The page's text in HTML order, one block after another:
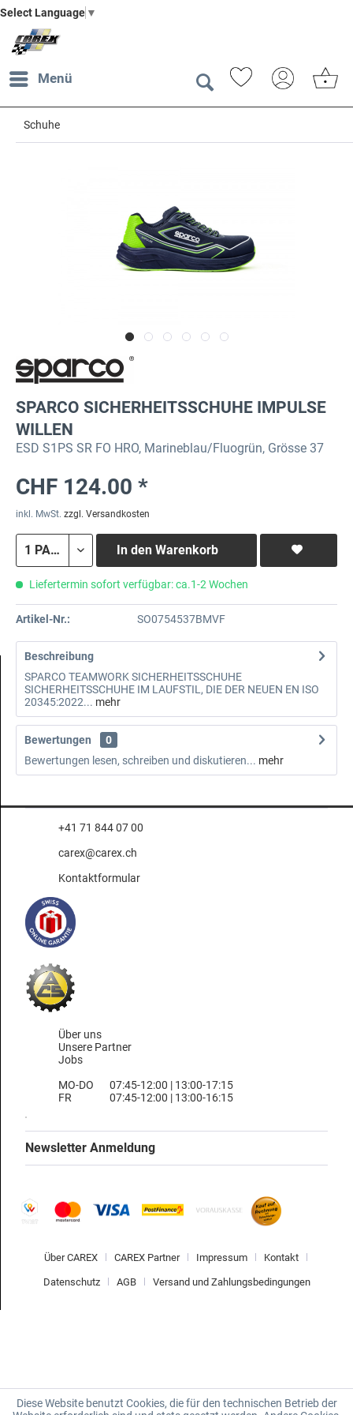
Select Language ▼
Menü
Schuhe
SPARCO SICHERHEITSSCHUHE IMPULSE
WILLEN
ESD S1PS SR FO HRO, Marineblau/Fluogrün, Grösse 37
CHF 124.00 *
inkl. MwSt. zzgl. Versandkosten
In den Warenkorb
Liefertermin sofort verfügbar: ca.1-2 Wochen
Artikel-Nr.: SO0754537BMVF
Beschreibung
SPARCO TEAMWORK SICHERHEITSSCHUHE
SICHERHEITSSCHUHE IM LAUFSTIL, DIE DER NEUEN EN ISO
20345:2022... mehr
Bewertungen
0
Bewertungen lesen, schreiben und diskutieren... mehr
+41 71 844 07 00
carex@carex.ch
Kontaktformular
Über uns
Unsere Partner
Jobs
MO-DO
FR
07:45-12:00 | 13:00-17:15
07:45-12:00 | 13:00-16:15
Newsletter Anmeldung
Über CAREX CAREX Partner Impressum Kontakt
Datenschutz AGB Versand und Zahlungsbedingungen
Diese Website benutzt Cookies, die für den technischen Betrieb der